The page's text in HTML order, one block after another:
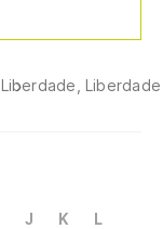
Liberdade, Liberdade
J K
L